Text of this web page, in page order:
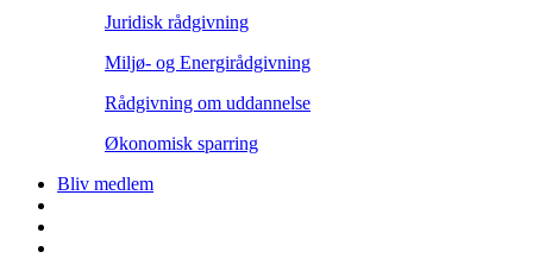
Juridisk rådgivning
Miljø- og Energirådgivning
Rådgivning om uddannelse
Økonomisk sparring
Bliv medlem